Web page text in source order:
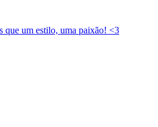
que um estilo, uma paixão! <3